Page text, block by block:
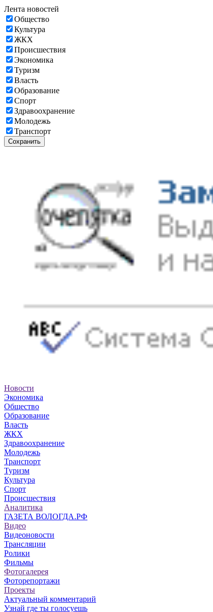
Лента новостей
Общество
Культура
ЖКХ
Происшествия
Экономика
Туризм
Власть
Образование
Спорт
Здравоохранение
Молодежь
Транспорт
Сохранить
Новости
Экономика
Общество
Образование
Власть
ЖКХ
Здравоохранение
Молодежь
Транспорт
Туризм
Культура
Спорт
Происшествия
Аналитика
ГАЗЕТА ВОЛОГДА.РФ
Видео
Видеоновости
Трансляции
Ролики
Фильмы
Фотогалерея
Фоторепортажи
Проекты
Актуальный комментарий
Узнай где ты голосуешь